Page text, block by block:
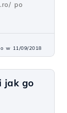
po
w 11/09/2018
jak go